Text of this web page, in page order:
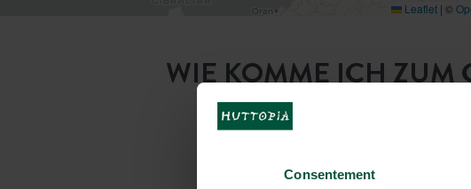
Consentement
Leaflet | ©
WIE KOMME ICH ZUM